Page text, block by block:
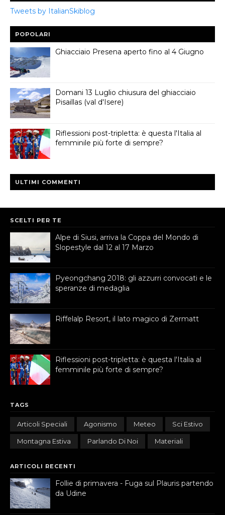
Tweets by ItalianSkiblog
POPOLARI
Ghiacciaio Presena aperto fino al 4 Giugno
Domani 13 Luglio chiusura del ghiacciaio
Pisaillas (val d'Isere)
Riflessioni post-tripletta: è questa l'Italia al
femminile più forte di sempre?
ULTIMI COMMENTI
SCELTI PER TE
Alpe di Siusi, arriva la Coppa del Mondo di
Slopestyle dal 12 al 17 Marzo
Pyeongchang 2018: gli azzurri convocati e le
speranze di medaglia
Riffelalp Resort, il lato magico di Zermatt
Riflessioni post-tripletta: è questa l'Italia al
femminile più forte di sempre?
TAGS
Articoli Speciali Agonismo Meteo Sci Estivo
Montagna Estiva Parlando Di Noi Materiali
ARTICOLI RECENTI
Follie di primavera - Fuga sul Plauris partendo
da Udine